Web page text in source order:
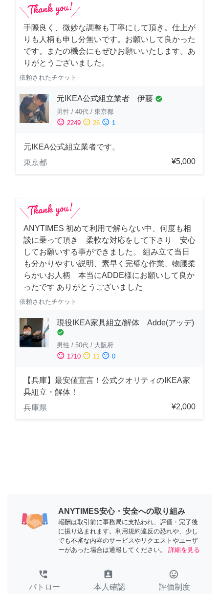
手際良く、微妙な調整も丁寧にして頂き。仕上が
りも人柄も申し分無いです。お願いして良かった
です。またの機会にもぜひお願いいたします。あ
りがとうございました。
依頼されたチケット
元IKEA公式組立業者 伊藤 check_circle
男性 / 40代 / 東京都
sentiment_satisfied 2249 sentiment_neutral 26 sentiment_dissatisfied 1
元IKEA公式組立業者です。
東京都
¥5,000
ANYTIMES 初めて利用で解らない中、何度も相
談に乗って頂き 柔軟な対応をして下さり 安心
してお願いする事ができました。 組み立て当日
も分かりやすい説明、素早く完璧な作業、物腰柔
らかいお人柄 本当にADDE様にお願いして良か
ったです ありがとうございました
依頼されたチケット
現役IKEA家具組立/解体 Adde(アッデ)
check_circle
男性 / 50代 / 大阪府
sentiment_satisfied 1710 sentiment_neutral 11 sentiment_dissatisfied 0
【兵庫】最安値宣言！公式クオリティのIKEA家
具組立・解体！
兵庫県
¥2,000
ANYTIMES安心・安全への取り組み
報酬は取引前に事務局に支払われ、評価・完了後
に振り込まれます。利用規約違反の恐れや、少し
でも不審な内容のサービスやリクエストやユーザ
ーがあった場合は通報してください。
詳細を見る
perm_phone_msg
パトロー
assignment_ind
本人確認
tag_faces
評価制度